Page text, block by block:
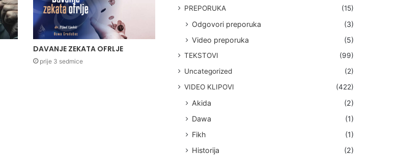
DAVANJE ZEKATA OFRLJE
prije 3 sedmice
PREPORUKA (15)
Odgovori preporuka
(3)
Video preporuka
(5)
TEKSTOVI
(99)
Uncategorized
(2)
VIDEO KLIPOVI
(422)
Akida
(2)
Dawa
(1)
Fikh
(1)
Historija
(2)